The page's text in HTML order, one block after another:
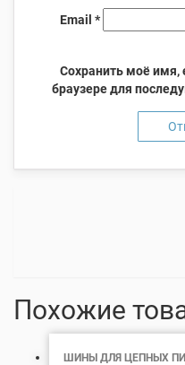
Email *
Сохранить моё имя,
браузере для
Похожие
ШИНЫ ДЛЯ ЦЕПНЫХ